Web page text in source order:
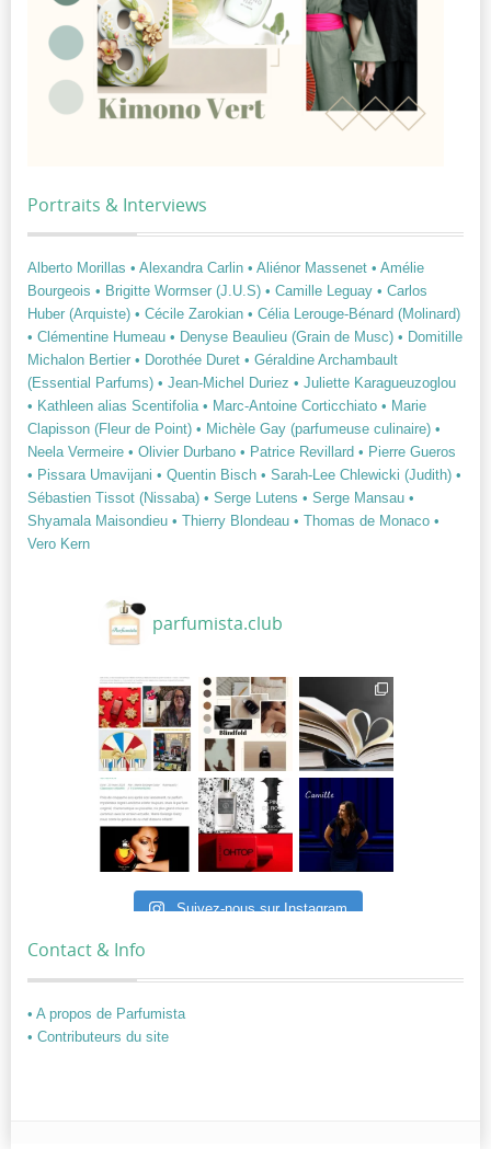
Portraits & Interviews
Alberto Morillas • Alexandra Carlin • Aliénor Massenet • Amélie
Bourgeois • Brigitte Wormser (J.U.S) • Camille Leguay • Carlos
Huber (Arquiste) • Cécile Zarokian • Célia Lerouge-Bénard (Molinard)
• Clémentine Humeau • Denyse Beaulieu (Grain de Musc) • Domitille
Michalon Bertier • Dorothée Duret • Géraldine Archambault
(Essential Parfums) • Jean-Michel Duriez • Juliette Karagueuzoglou
• Kathleen alias Scentifolia • Marc-Antoine Corticchiato • Marie
Clapisson (Fleur de Point) • Michèle Gay (parfumeuse culinaire) •
Neela Vermeire • Olivier Durbano • Patrice Revillard • Pierre Gueros
• Pissara Umavijani • Quentin Bisch • Sarah-Lee Chlewicki (Judith) •
Sébastien Tissot (Nissaba) • Serge Lutens • Serge Mansau •
Shyamala Maisondieu • Thierry Blondeau • Thomas de Monaco •
Vero Kern
parfumista.club
Suivez-nous sur Instagram
Contact & Info
• A propos de Parfumista
• Contributeurs du site